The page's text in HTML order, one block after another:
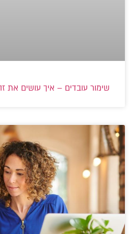
שימור עובדים – איך עושים את